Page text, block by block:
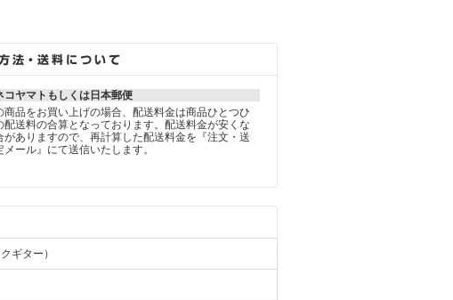
コヤマトもしくは日本郵便
商品をお買い上げの場合、配送料金は商品ひとつひ
配送料の合算となっております。配送料金が安くな
がありますので、再計算した配送料金を『注文・送
メール』にて送信いたします。
ギター）